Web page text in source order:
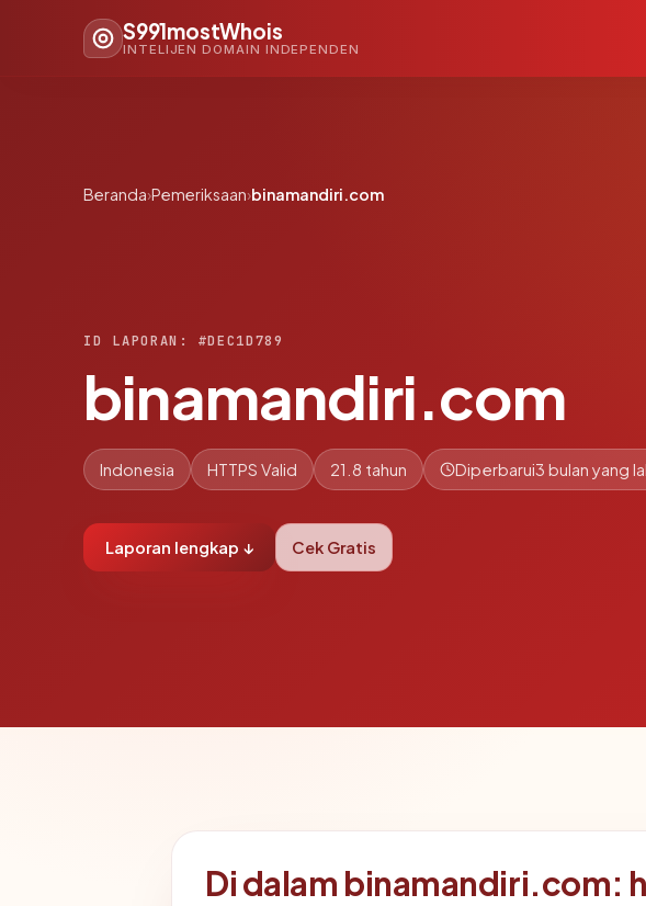
S991mostWhois
INTELIJEN DOMAIN INDEPENDEN
Beranda›Pemeriksaan›binamandiri.com
ID LAPORAN: #DEC1D789
binamandiri.com
Indonesia HTTPS Valid 21.8 tahun Diperbarui3 bulan yang
Laporan lengkap ↓ Cek Gratis
Di dalam binamandiri.com: